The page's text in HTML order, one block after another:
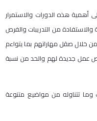
أهمية هذه الدورات والاستمرار
والاستفادة من التدريبات والفرص
خلال صقل مهاراتهم بما يتواءم
عمل جديدة لهم والحد من نسبة
تتناوله من مواضيع متنوعة